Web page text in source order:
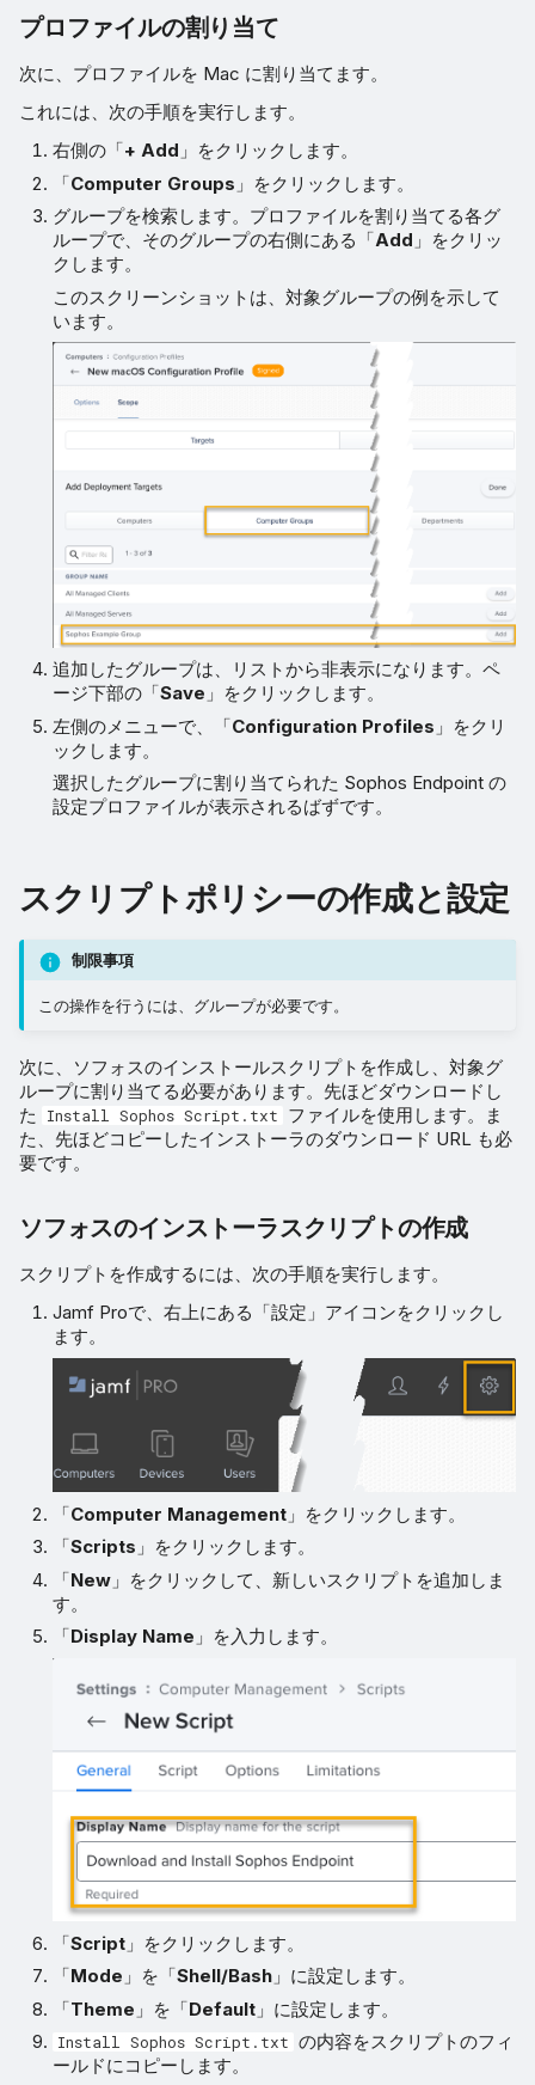
プロファイルの割り当て
次に、プロファイルを Mac に割り当てます。
これには、次の手順を実行します。
右側の「+ Add 」をクリックします。
「Computer Groups 」をクリックします。
グループを検索します。プロファイルを割り当てる各グ
ループで、そのグループの右側にある「Add 」をクリッ
クします。
このスクリーンショットは、対象グループの例を示して
います。
追加したグループは、リストから非表示になります。ペ
ージ下部の「Save 」をクリックします。
左側のメニューで、「Configuration Profiles 」をクリ
ックします。
選択したグループに割り当てられた Sophos Endpoint の
設定プロファイルが表示されるばずです。
スクリプトポリシーの作成と設定
制限事項
この操作を行うには、グループが必要です。
次に、ソフォスのインストールスクリプトを作成し、対象グ
ループに割り当てる必要があります。先ほどダウンロードし
た
Install Sophos Script.txt
ファイルを使用します。ま
た、先ほどコピーしたインストーラのダウンロード URL も必
要です。
ソフォスのインストーラスクリプトの作成
スクリプトを作成するには、次の手順を実行します。
Jamf Proで、右上にある「設定」アイコンをクリックし
ます。
「Computer Management 」をクリックします。
「Scripts 」をクリックします。
「New 」をクリックして、新しいスクリプトを追加しま
す。
「Display Name 」を入力します。
「Script 」をクリックします。
「Mode 」を「Shell/Bash 」に設定します。
「Theme 」を「Default 」に設定します。
Install Sophos Script.txt の内容をスクリプトのフィ
ールドにコピーします。